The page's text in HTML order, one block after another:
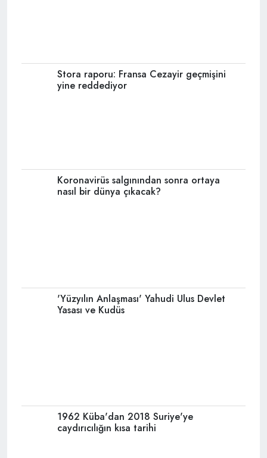
Stora raporu: Fransa Cezayir geçmişini
yine reddediyor
Koronavirüs salgınından sonra ortaya
nasıl bir dünya çıkacak?
'Yüzyılın Anlaşması' Yahudi Ulus Devlet
Yasası ve Kudüs
1962 Küba'dan 2018 Suriye'ye
caydırıcılığın kısa tarihi